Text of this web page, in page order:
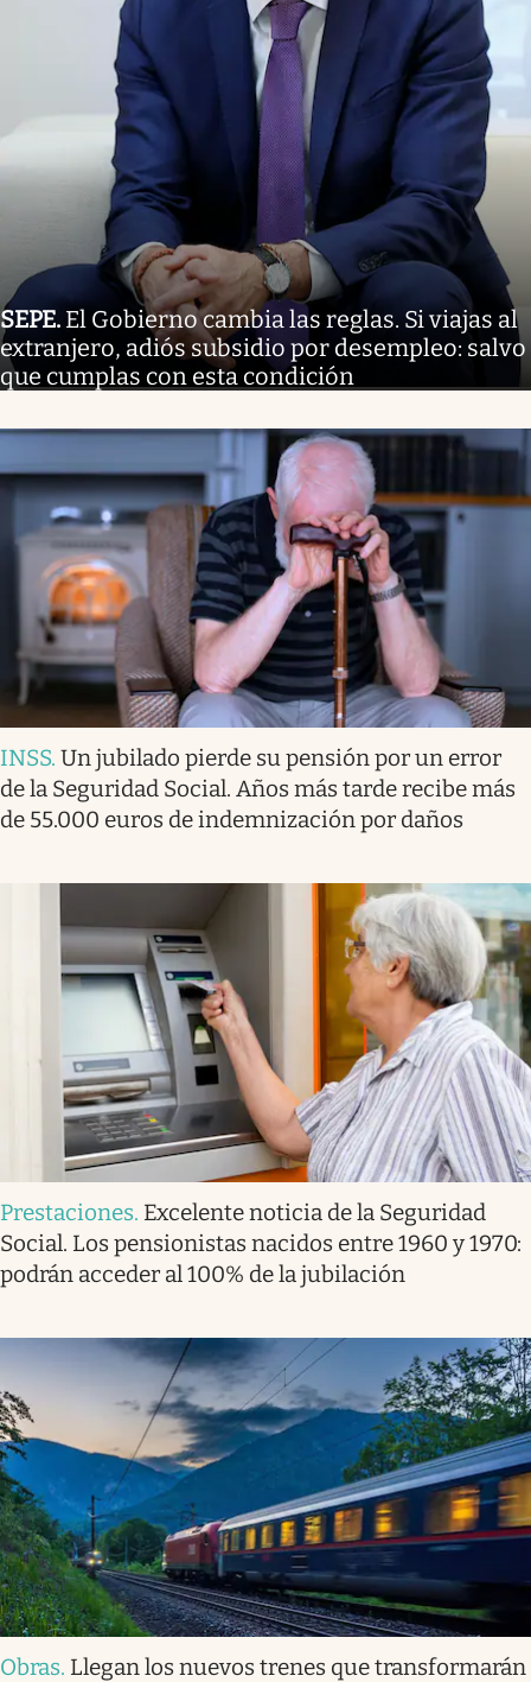
SEPE. El Gobierno cambia las reglas. Si viajas al
extranjero, adiós subsidio por desempleo: salvo
que cumplas con esta condición
INSS. Un jubilado pierde su pensión por un error
de la Seguridad Social. Años más tarde recibe más
de 55.000 euros de indemnización por daños
Prestaciones. Excelente noticia de la Seguridad
Social. Los pensionistas nacidos entre 1960 y 1970:
podrán acceder al 100% de la jubilación
Obras. Llegan los nuevos trenes que transformarán